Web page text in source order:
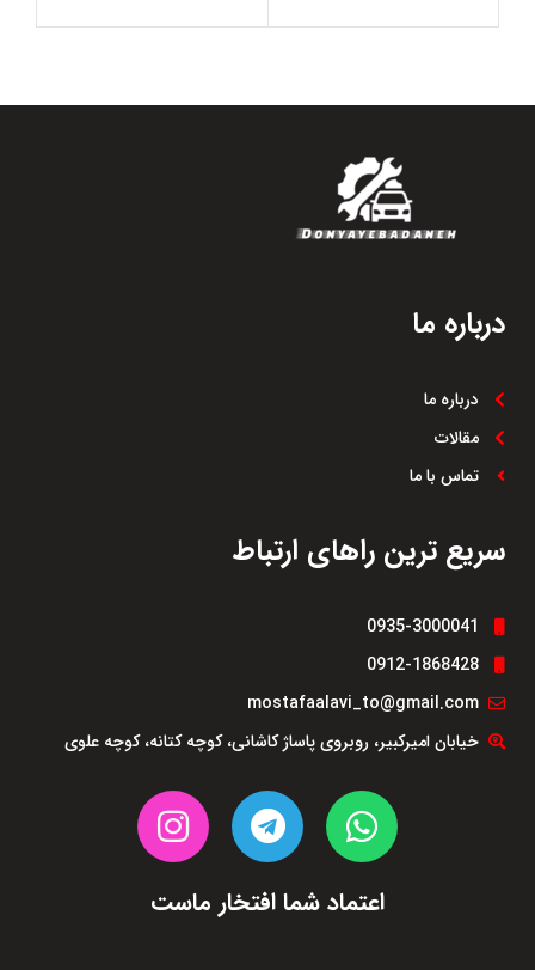
درباره ما
درباره ما
مقالات
تماس با ما
سریع ترین راهای ارتباط
0935-3000041
0912-1868428
mostafaalavi_to@gmail.com
خیابان امیرکبیر، روبروی پاساژ کاشانی، کوچه کتانه، کوچه علوی
اعتماد شما افتخار ماست